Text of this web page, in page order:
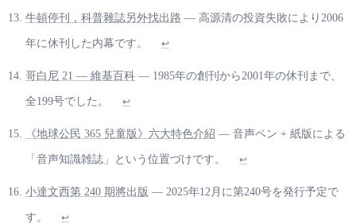
牛頓停刊，科普雜誌另外找出路 — 高源清の投資失敗により2006
年に休刊した内幕です。 ↩
哥白尼 21 — 維基百科 — 1985年の創刊から2001年の休刊まで、
全199号でした。 ↩
《地球公民 365 兒童版》六大特色介紹 — 音声ペン + 紙版による
「音声知識雑誌」という位置づけです。 ↩
小達文西第 240 期將出版 — 2025年12月に第240号を発行予定で
す。 ↩